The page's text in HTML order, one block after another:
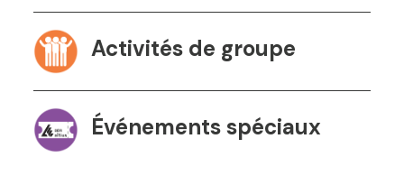
Activités de groupe
Événements spéciaux